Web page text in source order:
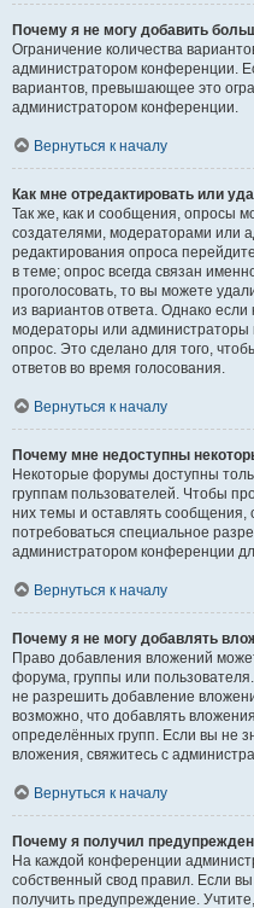
Почему я не могу добавить
Ограничение количества
администратором конференции.
вариантов, превышающее это
администратором конференции.
Вернуться к началу
Как мне отредактировать или
Так же, как и сообщения, опросы
создателями, модераторами или
редактирования опроса
в теме; опрос всегда связан
проголосовать, то вы можете
из вариантов ответа. Однако если
модераторы или администраторы
опрос. Это сделано для того,
ответов во время голосования.
Вернуться к началу
Почему мне недоступны
Некоторые форумы доступны
группам пользователей. Чтобы
них темы и оставлять сообщения,
потребоваться специальное
администратором конференции
Вернуться к началу
Почему я не могу добавлять
Право добавления вложений
форума, группы или
не разрешить добавление
возможно, что добавлять
определённых групп. Если вы не
вложения, свяжитесь с
Вернуться к началу
Почему я получил
На каждой конференции
собственный свод правил. Если
получить предупреждение.